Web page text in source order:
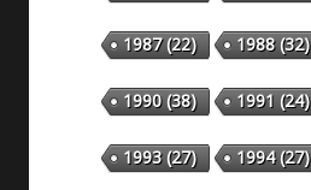
1987(22) 1988(32)
1990(38) 1991 (24)
1993(27) 1994(27)